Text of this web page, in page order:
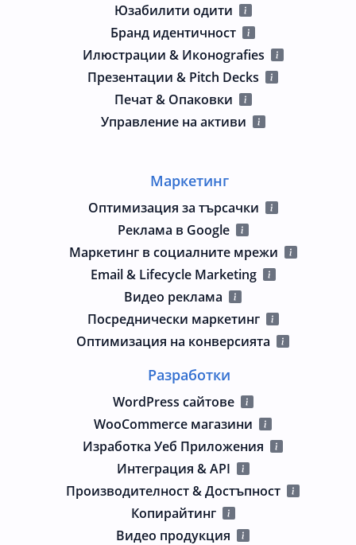
Юзабилити одити
Бранд идентичност
Илюстрации & Иконografies
Презентации & Pitch Decks
Печат & Опаковки
Управление на активи
Маркетинг
Оптимизация за търсачки
Реклама в Google
Маркетинг в социалните мрежи
Email & Lifecycle Marketing
Видео реклама
Посреднически маркетинг
Оптимизация на конверсията
Разработки
WordPress сайтове
WooCommerce магазини
Изработка Уеб Приложения
Интеграция & API
Производителност & Достъпност
Копирайтинг
Видео продукция